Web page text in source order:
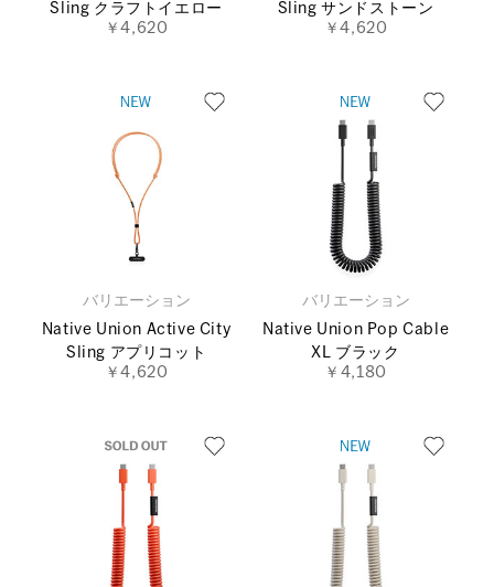
Sling クラフトイエロー
￥4,620
Sling サンドストーン
￥4,620
バリエーション
Native Union Active City
Sling アプリコット
￥4,620
バリエーション
Native Union Pop Cable
XL ブラック
￥4,180